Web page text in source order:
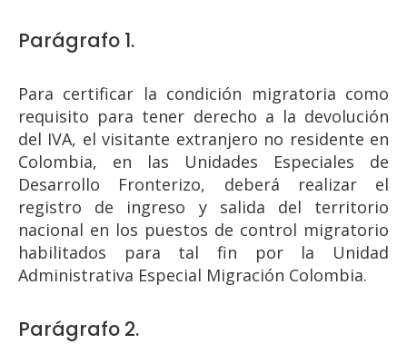
Parágrafo 1.
Para certificar la condición migratoria como
requisito para tener derecho a la devolución
del IVA, el visitante extranjero no residente en
Colombia, en las Unidades Especiales de
Desarrollo Fronterizo, deberá realizar el
registro de ingreso y salida del territorio
nacional en los puestos de control migratorio
habilitados para tal fin por la Unidad
Administrativa Especial Migración Colombia.
Parágrafo 2.